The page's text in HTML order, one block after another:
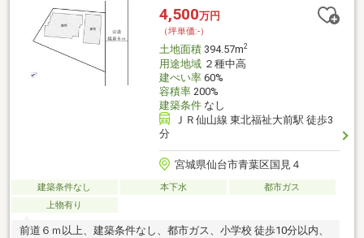
ざいます。お気軽にご相談ください♪
4,500万円
（坪単価:-）
土地面積394.57m2
用途地域２種中高
建ぺい率60%
容積率200%
建築条件なし
ＪＲ仙山線 東北福祉大前駅 徒歩3
分
宮城県仙台市青葉区国見４
建築条件なし 本下水
都市ガス
上物有り
前道６ｍ以上、建築条件なし、都市ガス、小学校 徒歩10分以内、